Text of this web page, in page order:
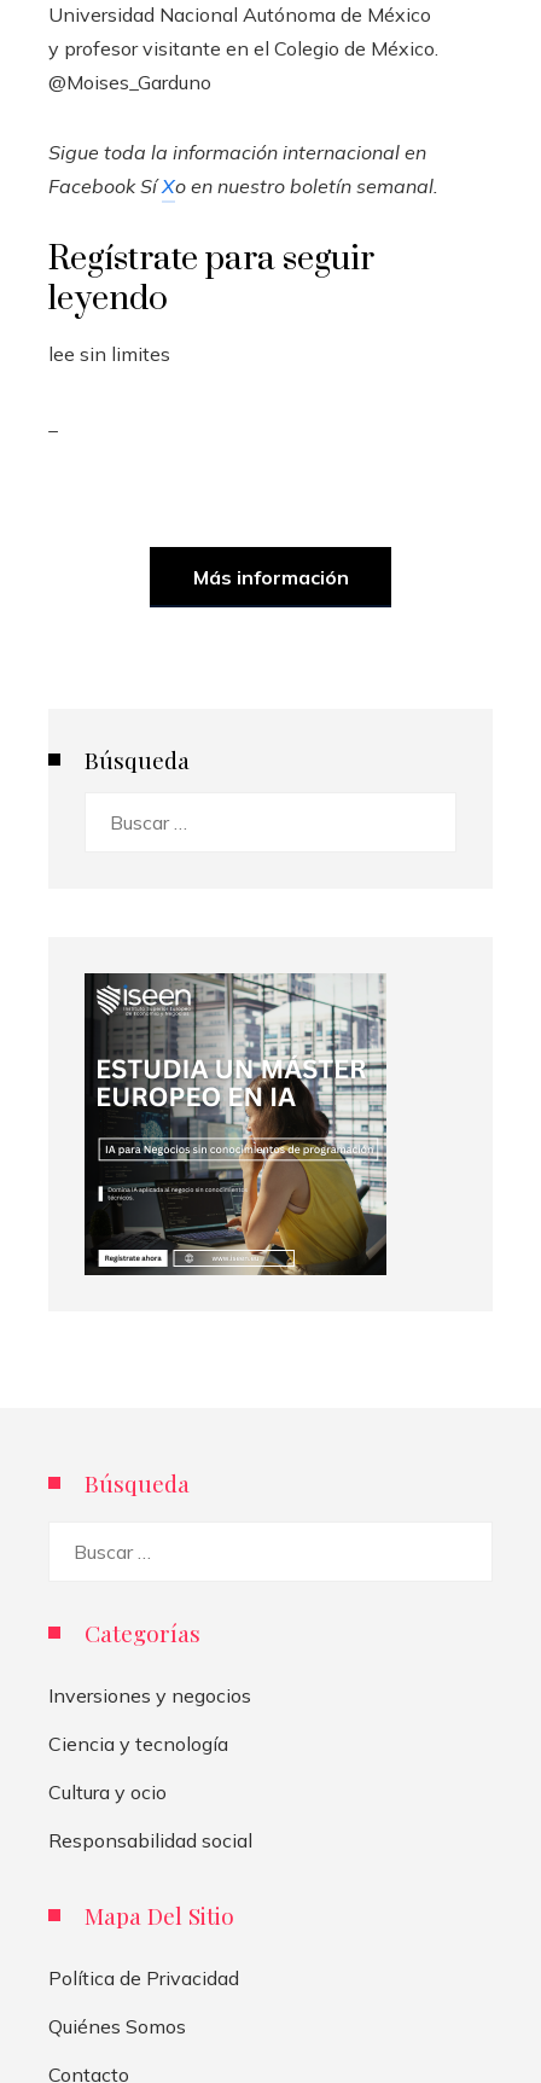
Universidad Nacional Autónoma de México
y profesor visitante en el Colegio de México.
@Moises_Garduno
Sigue toda la información internacional en
FacebookSíXo en nuestro boletín semanal
Regístrate para seguir
leyendo
lee sin limites
Más información
Búsqueda
Búsqueda
Categorías
Inversiones y negocios
Ciencia y tecnología
Cultura y ocio
Responsabilidad social
Mapa Del Sitio
Política de Privacidad
Quiénes Somos
Contacto